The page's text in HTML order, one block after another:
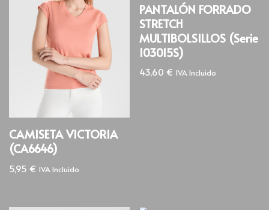
CAMISETA VICTORIA
(CA6646)
5,95 € IVA Incluido
PANTALÓN FORRADO
STRETCH
MULTIBOLSILLOS (Serie
103015S)
43,60€ IVA Incluido